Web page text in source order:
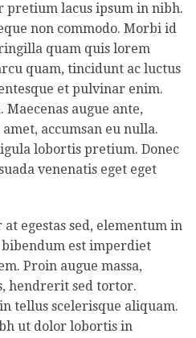
lacus ipsum in nibh.
non commodo. Morbi id
quam quis lorem
quam, tincidunt ac luctus
et pulvinar enim.
augue ante,
accumsan eu nulla.
lobortis pretium. Donec
venenatis eget eget
egestas sed, elementum in
est imperdiet
Proin augue massa,
hendrerit sed tortor.
tellus scelerisque aliquam.
ut dolor lobortis in